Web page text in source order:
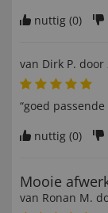
nuttig (0)
van Dirk P. door
“goed
nuttig (0)
Mooie
van Ronan M.